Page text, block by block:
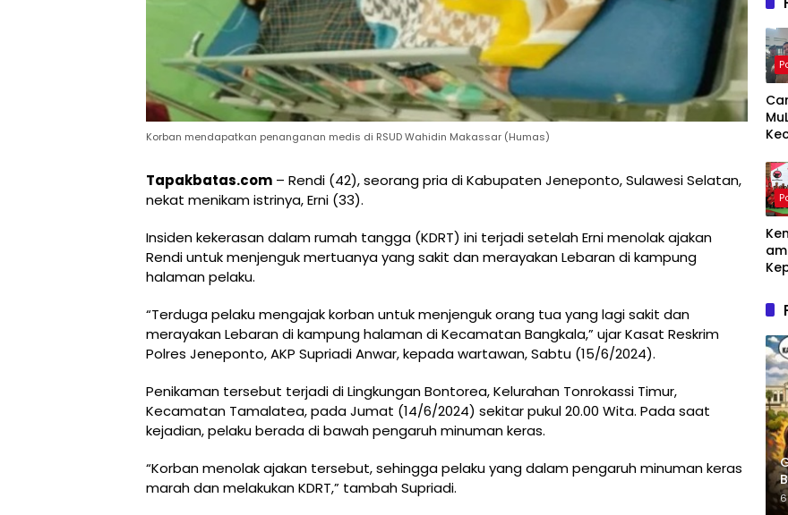
Korban mendapatkan penanganan medis di RSUD Wahidin Makassar (Humas)
Tapakbatas.com – Rendi (42), seorang pria di Kabupaten Jeneponto, Sulawesi Selatan,
nekat menikam istrinya, Erni (33).
Insiden kekerasan dalam rumah tangga (KDRT) ini terjadi setelah Erni menolak ajakan
Rendi untuk menjenguk mertuanya yang sakit dan merayakan Lebaran di kampung
halaman pelaku.
“Terduga pelaku mengajak korban untuk menjenguk orang tua yang lagi sakit dan
merayakan Lebaran di kampung halaman di Kecamatan Bangkala,” ujar Kasat Reskrim
Polres Jeneponto, AKP Supriadi Anwar, kepada wartawan, Sabtu (15/6/2024).
Penikaman tersebut terjadi di Lingkungan Bontorea, Kelurahan Tonrokassi Timur,
Kecamatan Tamalatea, pada Jumat (14/6/2024) sekitar pukul 20.00 Wita. Pada saat
kejadian, pelaku berada di bawah pengaruh minuman keras.
“Korban menolak ajakan tersebut, sehingga pelaku yang dalam pengaruh minuman keras
marah dan melakukan KDRT,” tambah Supriadi.